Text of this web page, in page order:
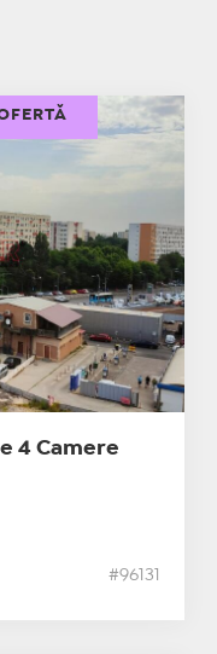
4 Camere
#96131